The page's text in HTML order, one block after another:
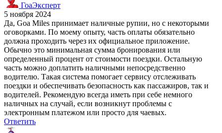
ГоаЭксперт
5 ноября 2024
Да, Goa Miles принимает наличные рупии, но с некоторыми
оговорками. По моему опыту, часть оплаты обязательно
должна проходить через их официальное приложение.
Обычно это минимальная сумма бронирования или
определенный процент от стоимости поездки. Остальную
часть можно доплатить наличными непосредственно
водителю. Такая система помогает сервису отслеживать
поездки и обеспечивать безопасность как пассажиров, так и
водителей. Рекомендую всегда иметь при себе немного
наличных на случай, если возникнут проблемы с
электронным платежом или просто для чаевых.
Ответить